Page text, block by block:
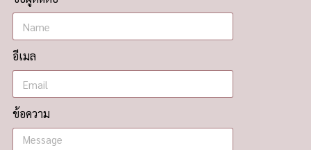
อีเมล
ข้อความ